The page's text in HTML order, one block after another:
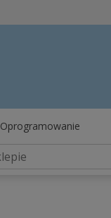
Oprogramowanie